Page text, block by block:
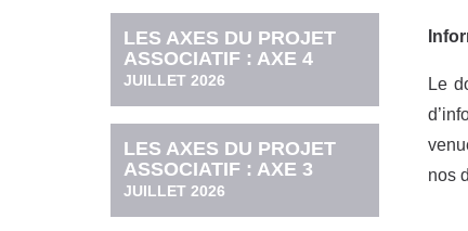
LES AXES DU PROJET
ASSOCIATIF : AXE 4
JUILLET 2026
LES AXES DU PROJET
ASSOCIATIF : AXE 3
JUILLET 2026
Le
nos